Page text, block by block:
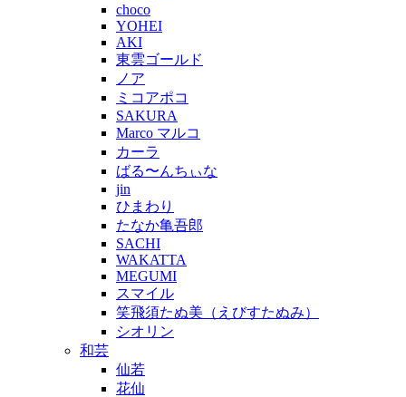
choco
YOHEI
AKI
東雲ゴールド
ノア
ミコアポコ
SAKURA
Marco マルコ
カーラ
ばる〜んちぃな
jin
ひまわり
たなか亀吾郎
SACHI
WAKATTA
MEGUMI
スマイル
笑飛須たぬ美（えびすたぬみ）
シオリン
和芸
仙若
花仙